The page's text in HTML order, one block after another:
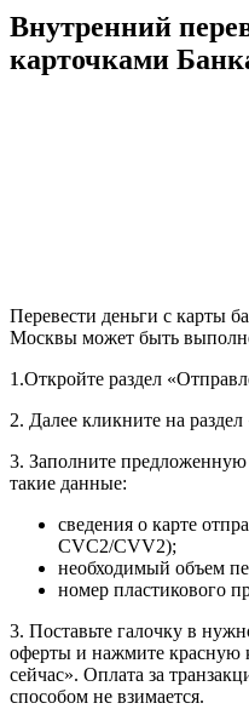
Внутренний
карточками
Перевести деньги с карты
Москвы может быть
1.Откройте раздел
2. Далее кликните на
3. Заполните
такие данные:
сведения о карте
CVC2/CVV2);
необходимый объем
номер пластикового
3. Поставьте галочку в
оферты и нажмите красную
сейчас». Оплата за
способом не взимается.